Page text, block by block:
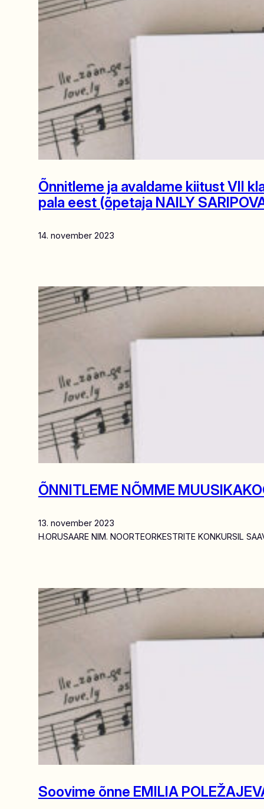
Õnnitleme ja avaldame kiitust VII
pala eest (õpetaja NAILY
14. november 2023
ÕNNITLEME NÕMME
13. november 2023
H.ORUSAARE NIM. NOORTEORKESTRITE KONKURSIL
Soovime õnne EMILIA